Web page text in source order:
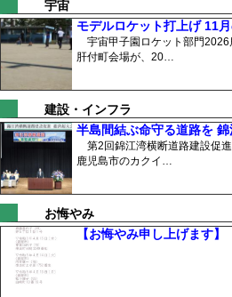
宇宙
モデルロケット打上げ 11
宇宙甲子園ロケット部門2026
肝付町会場が、20…
建設・インフラ
半島間結ぶ命守る道路を
第2回錦江湾横断道路建設促
鹿児島市のカクイ…
お悔やみ
【お悔やみ申し上げます